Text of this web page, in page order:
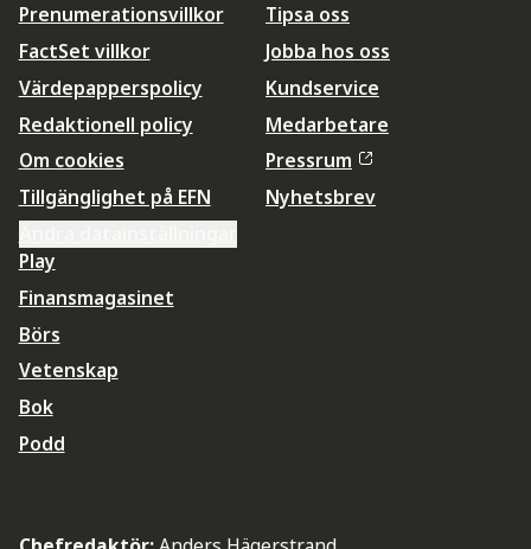
Prenumerationsvillkor
FactSet villkor
Värdepapperspolicy
Redaktionell policy
Om cookies
Tillgänglighet på EFN
Tipsa oss
Jobba hos oss
Kundservice
Medarbetare
Pressrum
Nyhetsbrev
Play
Finansmagasinet
Börs
Vetenskap
Bok
Podd